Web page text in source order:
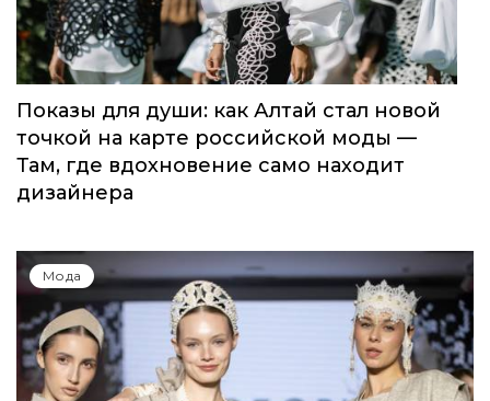
Показы для души: как Алтай стал новой
точкой на карте российской моды —
Там, где вдохновение само находит
дизайнера
Мода